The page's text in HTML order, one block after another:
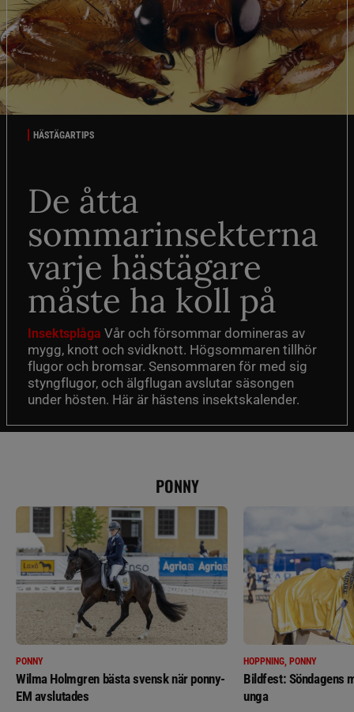
HÄSTÄGARTIPS
De åtta
sommarinsekterna
varje hästägare
måste ha koll på
Insektsplåga Vår och försommar domineras av
mygg, knott och svidknott. Högsommaren tillhör
flugor och bromsar. Sensommaren för med sig
styngflugor, och älgflugan avslutar säsongen
under hösten. Här är hästens insektskalender.
PONNY
PONNY
Wilma Holmgren bästa svensk när ponny-
EM avslutades
HOPPNING, PONNY
Bildfest: Söndagens
unga